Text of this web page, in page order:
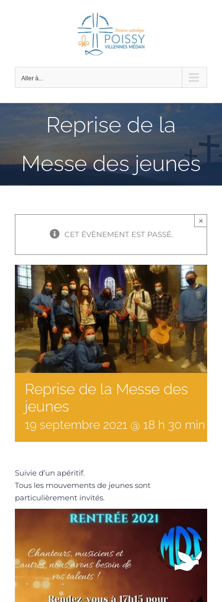
Aller à...
Reprise de la
Messe des jeunes
CET ÉVÈNEMENT EST PASSÉ.
×
Reprise de la Messe des
jeunes
19 septembre 2021 @ 18 h 30 min
Suivie d’un apéritif.
Tous les mouvements de jeunes sont
particulièrement invités.